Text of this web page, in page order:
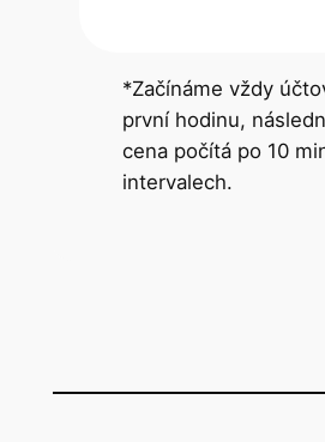
*Začínáme vždy
první hodinu,
cena počítá po 10
intervalech.